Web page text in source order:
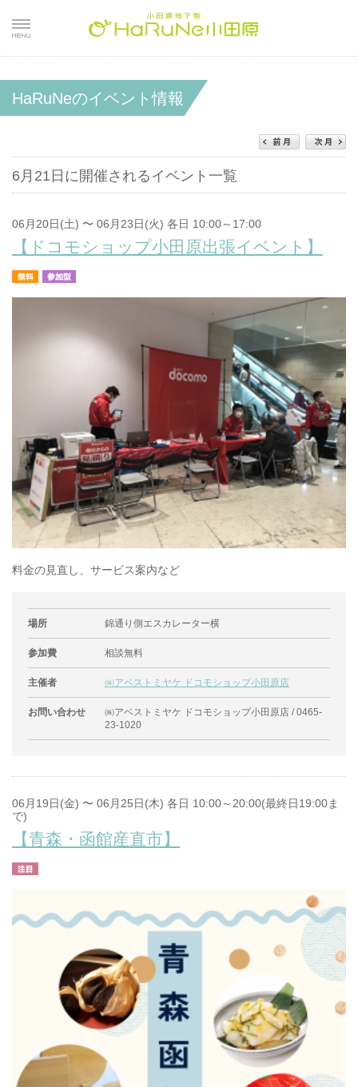
HaRuNeのイベント情報
6月21日に開催されるイベント一覧
06月20日(土) 〜 06月23日(火) 各日 10:00～17:00
【ドコモショップ小田原出張イベント】
料金の見直し、サービス案内など
場所 錦通り側エスカレーター横
参加費 相談無料
主催者 ㈱アベストミヤケ ドコモショップ小田原店
お問い合わせ
㈱アベストミヤケ ドコモショップ小田原店 / 0465-
23-1020
06月19日(金) 〜 06月25日(木) 各日 10:00～20:00(最終日19:00ま
で)
【青森・函館産直市】